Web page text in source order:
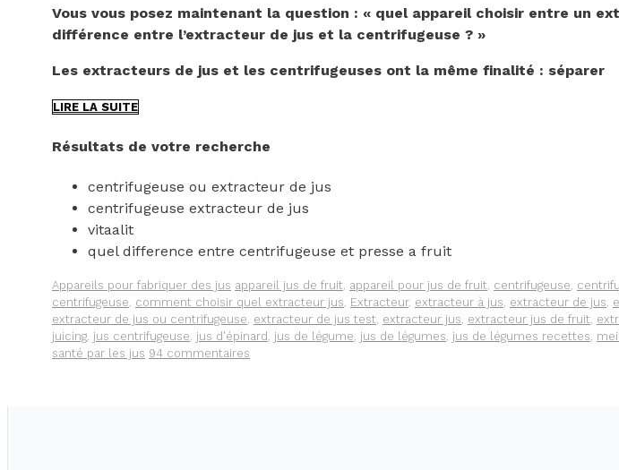
Vous vous posez maintenant la question : « quel appareil choisir entre un
différence entre l’extracteur de jus et la centrifugeuse ? »
Les extracteurs de jus et les centrifugeuses ont la même finalité : séparer
LIRE LA SUITEEXTRACTEUR
OU
?
COMMENT
QUELLE
LA
DIFFÉRENCE
?
Résultats de votre recherche
centrifugeuse ou extracteur de jus
centrifugeuse extracteur de jus
vitaalit
quel difference entre centrifugeuse et presse a fruit
Catégories
Appareils pour fabriquer des jus Étiquettes
appareil jus de fruit, appareil pour jus de fruit, centrifugeuse,
centrifugeuse, comment choisir quel extracteur jus, Extracteur, extracteur à jus, extracteur de jus,
extracteur de jus ou centrifugeuse, extracteur de jus test, extracteur jus, extracteur jus de fruit,
juicing, jus centrifugeuse, jus d'épinard , jus de légume, jus de légumes, jus de légumes recettes,
santé par les jus 94 commentaires